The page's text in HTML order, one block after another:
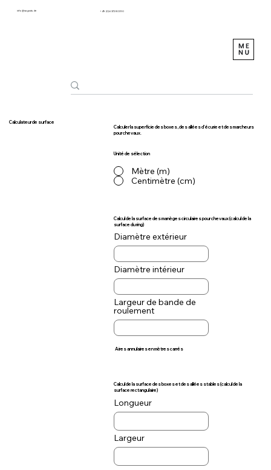
info@sagustu.de +49 (0) 6372 8031-0
Calculateur de surface
Calculer la superficie des boxes, des allées d'écurie et des marcheurs
pour chevaux.
Unité de sélection
Mètre (m)
Centimètre (cm)
Calcul de la surface des manèges circulaires pour chevaux (calcul de la
surface du ring)
Diamètre extérieur
Diamètre intérieur
Largeur de bande de
roulement
Aires annulaires en mètres carrés
Calcul de la surface des boxes et des allées stables (calcul de la
surface rectangulaire)
Longueur
Largeur